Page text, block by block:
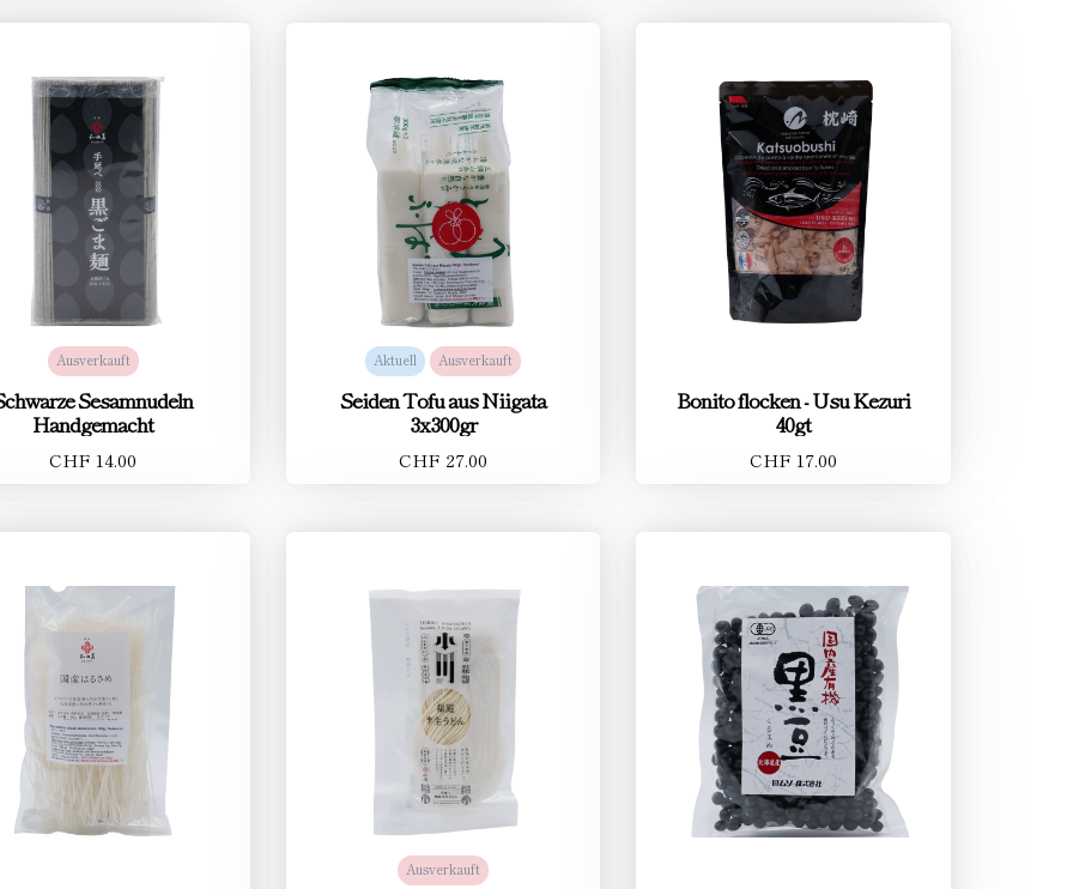
Ausverkauft
Sesamnudeln
Handgemacht
CHF 14.00
Aktuell Ausverkauft
Seiden Tofu aus Niigata
3x300gr
CHF 27.00
Bonito flocken - Usu Kezuri
40gt
CHF 17.00
Ausverkauft